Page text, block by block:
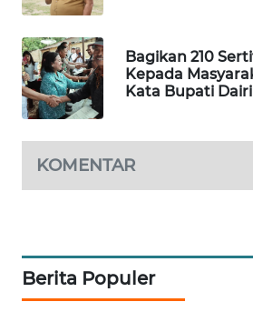
Bagikan 210
Kepada
Kata Bupati Dairi
KOMENTAR
Berita Populer
LISTRIK
MASYARAKAT
KELISTRIKAN
WALINKI
ID
MAWAKA
MARTABAT
NET